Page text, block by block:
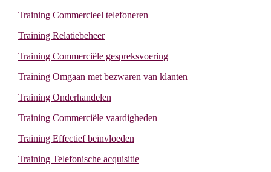
Training Commercieel telefoneren
Training Relatiebeheer
Training Commerciële gespreksvoering
Training Omgaan met bezwaren van klanten
Training Onderhandelen
Training Commerciële vaardigheden
Training Effectief beïnvloeden
Training Telefonische acquisitie